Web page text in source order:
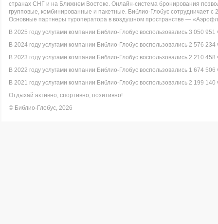
странах СНГ и на Ближнем Востоке. Онлайн-система бронирования
групповые, комбинированные и пакетные. Библио-Глобус сотрудничает
Основные партнеры туроператора в воздушном пространстве —
В 2025 году услугами компании Библио-Глобус воспользовались 3 050 951
В 2024 году услугами компании Библио-Глобус воспользовались 2 576 234
В 2023 году услугами компании Библио-Глобус воспользовались 2 210 458
В 2022 году услугами компании Библио-Глобус воспользовались 1 674 506
В 2021 году услугами компании Библио-Глобус воспользовались 2 199 140
Отдыхай активно, спортивно, позитивно!
© Библио-Глобус, 2026